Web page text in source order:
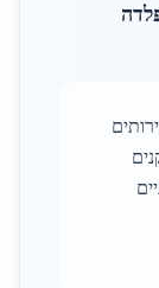
שירותים